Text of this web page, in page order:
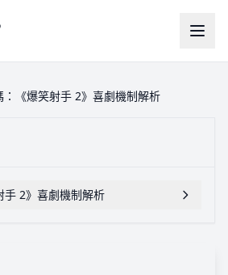
：《爆笑射手 2》喜劇機制解析
手 2》喜劇機制解析